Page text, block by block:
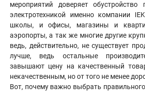
мероприятий доверяет
электротехникой именно компании IEK
школы, и офисы, магазины и
аэропорты, а так же многие другие
ведь, действительно, не существует
лучше, ведь остальные
завышают цену на качественный
некачественным, но от того не менее
Вот, почему важно выбрать